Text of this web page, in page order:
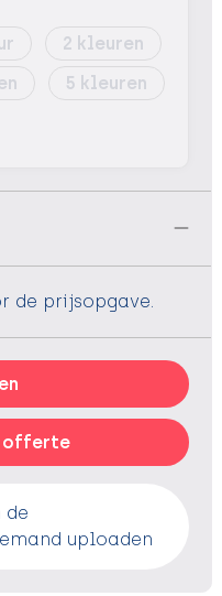
2
5
de prijsopgave.
offerte
de
uploaden